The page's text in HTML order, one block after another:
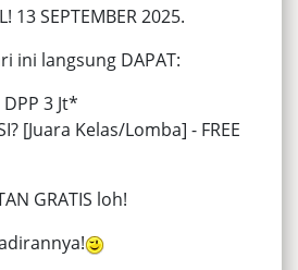
13 SEPTEMBER 2025.
ini langsung DAPAT:
3 Jt*
[Juara Kelas/Lomba] - FREE
GRATIS loh!